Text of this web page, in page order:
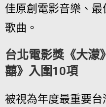
佳原創電影音樂、
歌曲。
台北電影獎《大濛
囍》入圍10項
被視為年度最重要